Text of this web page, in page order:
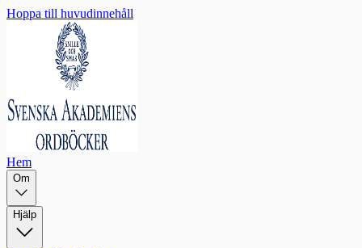
Hoppa till huvudinnehåll
Hem
Om
Hjälp